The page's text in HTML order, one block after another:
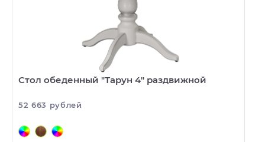
Стол обеденный "Тарун 4" раздвижной
52 663 рублей